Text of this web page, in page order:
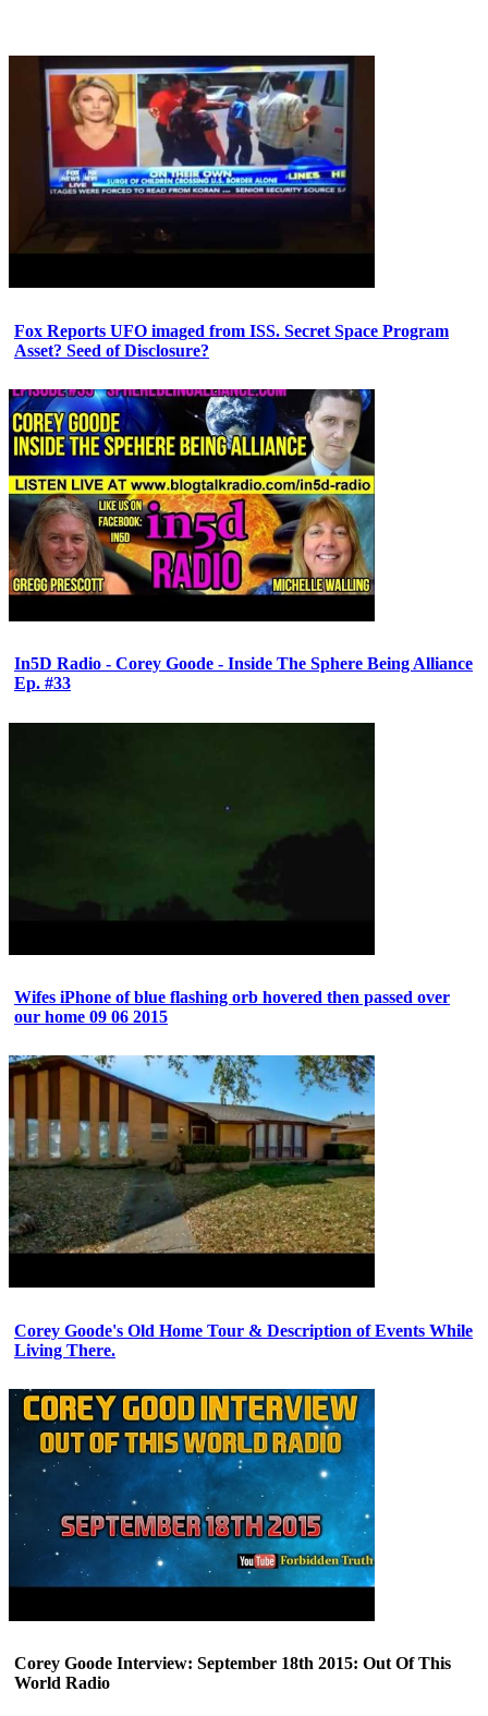
Fox Reports UFO imaged from ISS. Secret Space Program
Asset? Seed of Disclosure?
In5D Radio - Corey Goode - Inside The Sphere Being Alliance
Ep. #33
Wifes iPhone of blue flashing orb hovered then passed over
our home 09 06 2015
Corey Goode's Old Home Tour & Description of Events While
Living There.
Corey Goode Interview: September 18th 2015: Out Of This
World Radio